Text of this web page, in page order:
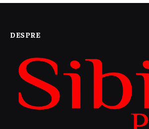
DESPRE